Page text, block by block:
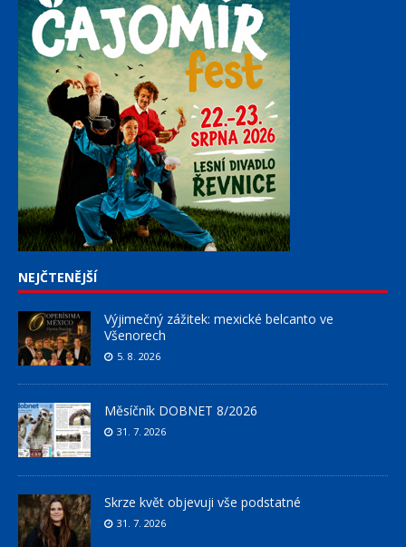
NEJČTENĚJŠÍ
Výjimečný zážitek: mexické belcanto ve
Všenorech
5. 8. 2026
Měsíčník DOBNET 8/2026
31. 7. 2026
Skrze květ objevuji vše podstatné
31. 7. 2026